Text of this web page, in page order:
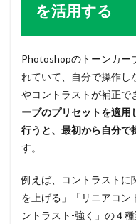
を活用する
Photoshopのトーンカー
れていて、自分で操作し
やコントラストが補正で
ーブのプリセットを適用
行うと、最初から自分で
す。
例えば、コントラストに
を上げる」「リニアコン
ントラスト-強く」の４